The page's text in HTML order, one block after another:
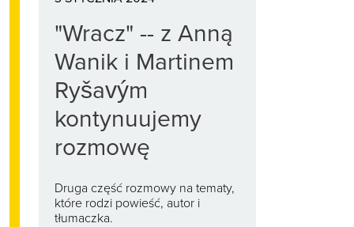
"Wracz" -- z Anną
Wanik i Martinem
Ryšavým
kontynuujemy
rozmowę
Druga część rozmowy na tematy,
które rodzi powieść, autor i
tłumaczka.